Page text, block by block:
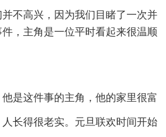
不高兴，因为我们目睹了一次并
，主角是一位平时看起来很温顺
是这件事的主角，他的家里很富
长得很老实。元旦联欢时间开始